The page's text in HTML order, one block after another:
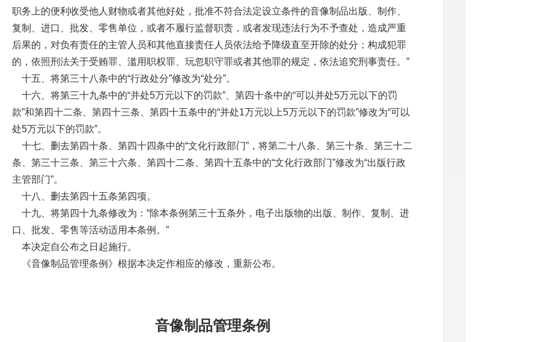
职务上的便利收受他人财物或者其他好处，批准不符合法定设立条件的音像制品出版、制作、
复制、进口、批发、零售单位，或者不履行监督职责，或者发现违法行为不予查处，造成严重
后果的，对负有责任的主管人员和其他直接责任人员依法给予降级直至开除的处分；构成犯罪
的，依照刑法关于受贿罪、滥用职权罪、玩忽职守罪或者其他罪的规定，依法追究刑事责任。”
十五、将第三十八条中的“行政处分”修改为“处分”。
十六、将第三十九条中的“并处5万元以下的罚款”、第四十条中的“可以并处5万元以下的罚
款”和第四十二条、第四十三条、第四十五条中的“并处1万元以上5万元以下的罚款”修改为“可以
处5万元以下的罚款”。
十七、删去第四十条、第四十四条中的“文化行政部门”，将第二十八条、第三十条、第三十二
条、第三十三条、第三十六条、第四十二条、第四十五条中的“文化行政部门”修改为“出版行政
主管部门”。
十八、删去第四十五条第四项。
十九、将第四十九条修改为：“除本条例第三十五条外，电子出版物的出版、制作、复制、进
口、批发、零售等活动适用本条例。”
本决定自公布之日起施行。
《音像制品管理条例》根据本决定作相应的修改，重新公布。
音像制品管理条例